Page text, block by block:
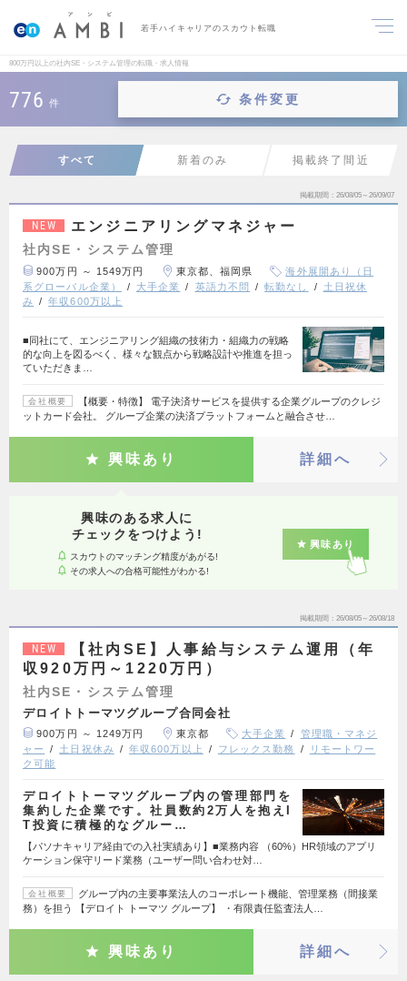
若手ハイキャリアのスカウト転職
800万円以上の社内SE・システム管理の転職・求人情報
776 件 条件変更
すべて 新着のみ 掲載終了間近
掲載期間 26/08/05～26/09/07
NEW エンジニアリングマネジャー
社内SE・システム管理
900万円 ～ 1549万円 東京都、福岡県
海外展開あり（日
系グローバル企業）
大手企業 英語力不問 転勤なし
土日祝休
み
年収600万以上
■同社にて、エンジニアリング組織の技術力・組織力の戦略
的な向上を図るべく、様々な観点から戦略設計や推進を担っ
ていただきま…
会社概要
【概要・特徴】 電子決済サービスを提供する企業グループのクレジ
ットカード会社。 グループ企業の決済プラットフォームと融合させ…
興味あり 詳細へ
興味のある求人に
チェックをつけよう!
スカウトのマッチング精度があがる!
その求人への合格可能性がわかる!
興味あり
掲載期間 26/08/05～26/08/18
NEW
【社内SE】人事給与システム運用（年
収920万円～1220万円）
社内SE・システム管理
デロイトトーマツグループ合同会社
900万円 ～ 1249万円 東京都 大手企業
管理職・マネジ
ャー
土日祝休み 年収600万以上 フレックス勤務
リモートワー
ク可能
デロイトトーマツグループ内の管理部門を
集約した企業です。社員数約2万人を抱えI
T投資に積極的なグルー…
【パソナキャリア経由での入社実績あり】■業務内容 （60%）HR領域のアプリ
ケーション保守リード業務（ユーザー問い合わせ対…
会社概要
グループ内の主要事業法人のコーポレート機能、管理業務（間接業
務）を担う 【デロイト トーマツ グループ】 ・有限責任監査法人…
興味あり 詳細へ